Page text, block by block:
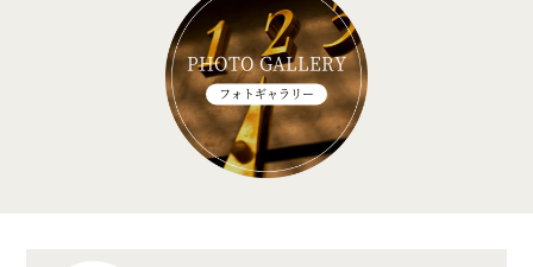
PHOTO GALLERY
フォトギャラリー